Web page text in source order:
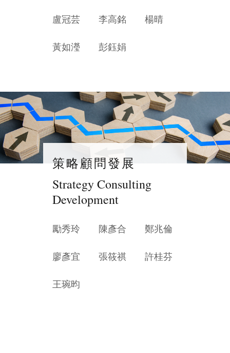
盧冠芸 李高銘 楊晴
黃如瀅 彭鈺娟
策略顧問發展
Strategy Consulting
Development
勵秀玲 陳彥合 鄭兆倫
廖彥宜 張筱祺 許桂芬
王琬昀